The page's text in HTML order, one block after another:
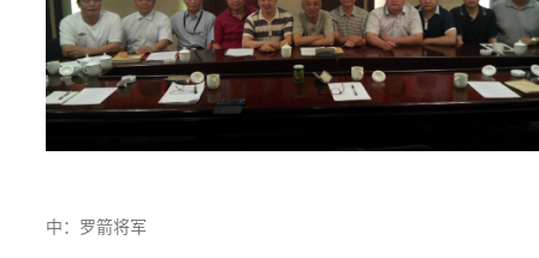
中：罗箭将军